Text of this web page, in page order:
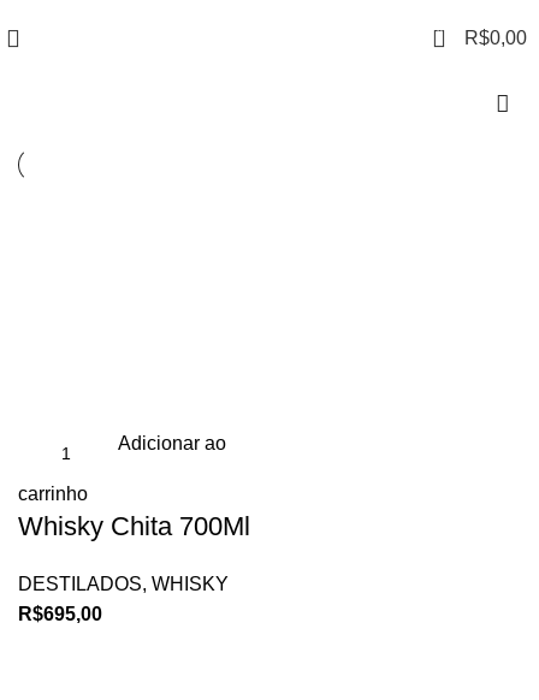
0 R$0,00
Adicionar ao
carrinho
Whisky Chita 700Ml
DESTILADOS, WHISKY
R$695,00